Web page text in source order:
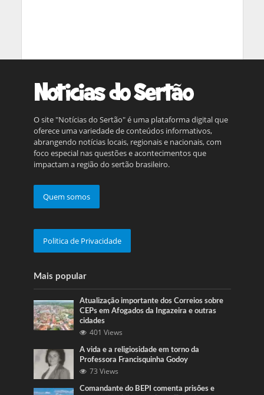
O site "Notícias do Sertão" é uma plataforma digital que
oferece uma variedade de conteúdos informativos,
abrangendo notícias locais, regionais e nacionais, com
foco especial nas questões e acontecimentos que
impactam a região do sertão brasileiro.
Quem somos
Politica de Privacidade
Mais popular
Atualização importante dos Correios sobre
CEPs em Afogados da Ingazeira e outras
cidades
401 Views
A vida e a religiosidade em torno da
Professora Francisquinha Godoy
73 Views
Comandante do BEPI comenta prisões e